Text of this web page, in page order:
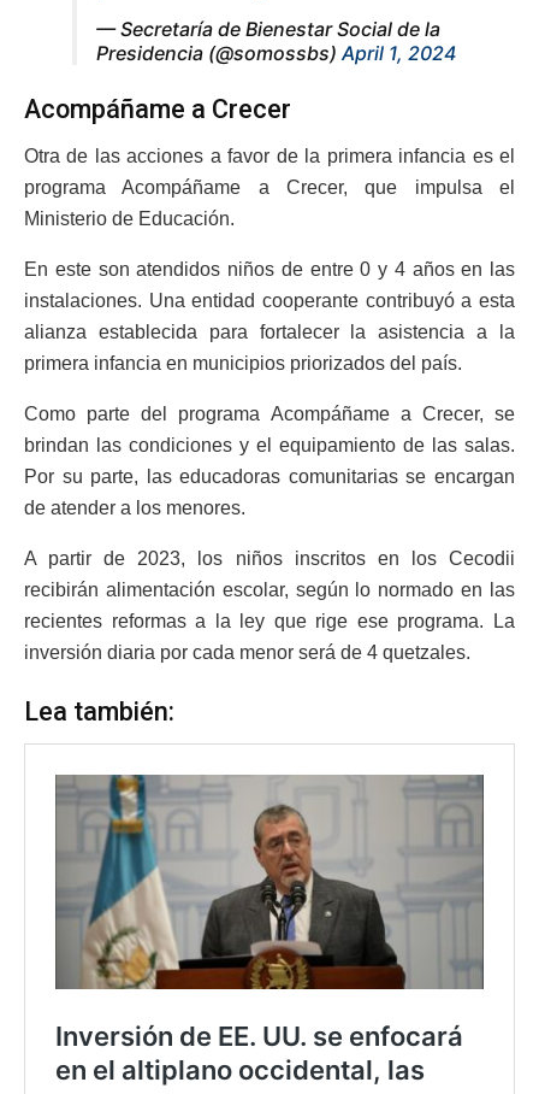
— Secretaría de Bienestar Social de la
Presidencia (@somossbs)April 1, 2024
Acompáñame a Crecer
Otra de las acciones a favor de la primera infancia es el
programa Acompáñame a Crecer, que impulsa el
Ministerio de Educación.
En este son atendidos niños de entre 0 y 4 años en las
instalaciones. Una entidad cooperante contribuyó a esta
alianza establecida para fortalecer la asistencia a la
primera infancia en municipios priorizados del país.
Como parte del programa Acompáñame a Crecer, se
brindan las condiciones y el equipamiento de las salas.
Por su parte, las educadoras comunitarias se encargan
de atender a los menores.
A partir de 2023, los niños inscritos en los Cecodii
recibirán alimentación escolar, según lo normado en las
recientes reformas a la ley que rige ese programa. La
inversión diaria por cada menor será de 4 quetzales.
Lea también: